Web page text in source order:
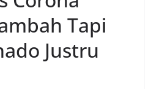
Tapi
Justru